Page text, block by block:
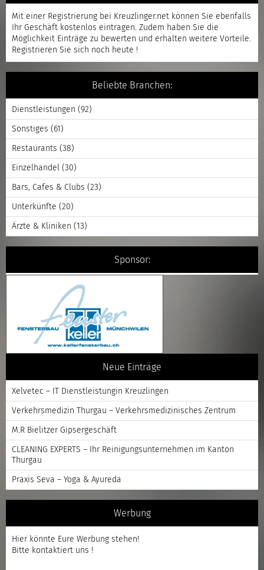
Mit einer Registrierung bei Kreuzlinger.net können Sie ebenfalls
Ihr Geschäft kostenlos eintragen. Zudem haben Sie die
Möglichkeit Einträge zu bewerten und erhalten weitere Vorteile.
Registrieren Sie sich noch heute !
Beliebte Branchen:
Dienstleistungen (92)
Sonstiges (61)
Restaurants (38)
Einzelhandel (30)
Bars, Cafes & Clubs (23)
Unterkünfte (20)
Ärzte & Kliniken (13)
Sponsor:
Neue Einträge
Xelvetec – IT Dienstleistungin Kreuzlingen
Verkehrsmedizin Thurgau – Verkehrsmedizinisches Zentrum
M.R Bielitzer Gipsergeschäft
CLEANING EXPERTS – Ihr Reinigungsunternehmen im Kanton
Thurgau
Praxis Seva – Yoga & Ayureda
Werbung
Hier könnte Eure Werbung stehen!
Bitte kontaktiert uns !